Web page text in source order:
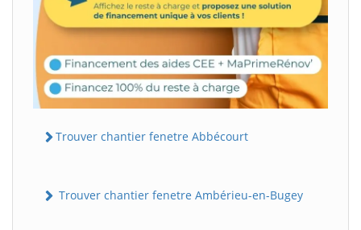
Trouver chantier fenetre Abbécourt
Trouver chantier fenetre Ambérieu-en-Bugey